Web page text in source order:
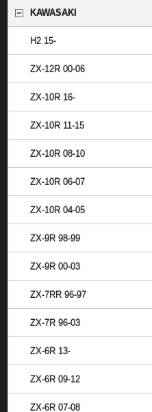
KAWASAKI
H2 15-
ZX-12R 00-06
ZX-10R 16-
ZX-10R 11-15
ZX-10R 08-10
ZX-10R 06-07
ZX-10R 04-05
ZX-9R 98-99
ZX-9R 00-03
ZX-7RR 96-97
ZX-7R 96-03
ZX-6R 13-
ZX-6R 09-12
ZX-6R 07-08